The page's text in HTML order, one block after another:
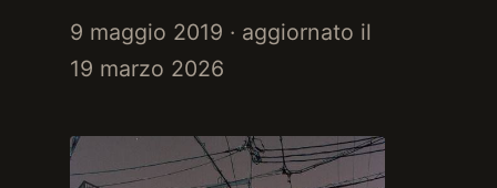
9 maggio 2019 · aggiornato il
19 marzo 2026